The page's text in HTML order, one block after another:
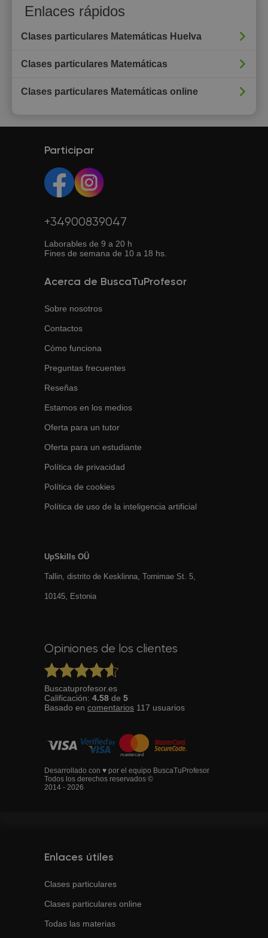
Enlaces rápidos
Clases particulares Matemáticas Huelva
Clases particulares Matemáticas
Clases particulares Matemáticas online
Participar
+34900839047
Laborables de 9 a 20 h
Fines de semana de 10 a 18 hs.
Acerca de BuscaTuProfesor
Sobre nosotros
Contactos
Cómo funciona
Preguntas frecuentes
Reseñas
Estamos en los medios
Oferta para un tutor
Oferta para un estudiante
Política de privacidad
Política de cookies
Política de uso de la inteligencia artificial
UpSkills OÜ
Tallin, distrito de Kesklinna, Tornimаe St. 5,
10145, Estonia
Opiniones de los clientes
Buscatuprofesor.es
Calificación: 4.58 de 5
Basado en comentarios 117 usuarios
Desarrollado con ♥ por el equipo BuscaTuProfesor
Todos los derechos reservados ©
2014 - 2026
Enlaces útiles
Clases particulares
Clases particulares online
Todas las materias